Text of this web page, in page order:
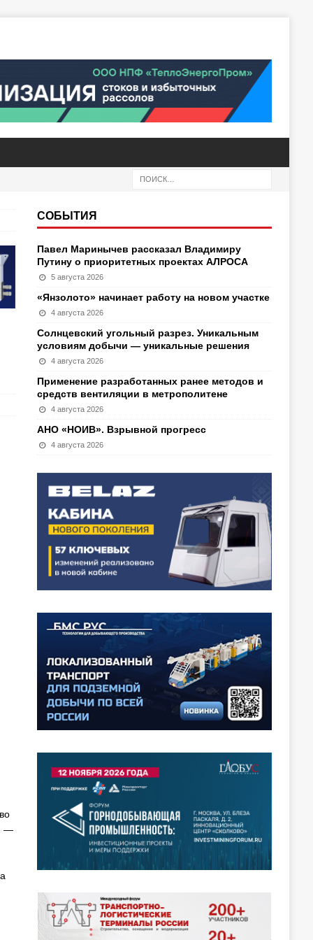
—
СОБЫТИЯ
Павел Маринычев рассказал Владимиру
Путину о приоритетных проектах АЛРОСА
5 августа 2026
«Янзолото» начинает работу на новом участке
4 августа 2026
Солнцевский угольный разрез. Уникальным
условиям добычи — уникальные решения
4 августа 2026
Применение разработанных ранее методов и
средств вентиляции в метрополитене
4 августа 2026
АНО «НОИВ». Взрывной прогресс
4 августа 2026